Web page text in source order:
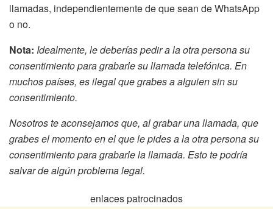
llamadas, independientemente de que sean de WhatsApp
o no.
Nota: Idealmente, le deberías pedir a la otra persona su
consentimiento para grabarle su llamada telefónica. En
muchos países, es ilegal que grabes a alguien sin su
consentimiento.
Nosotros te aconsejamos que, al grabar una llamada, que
grabes el momento en el que le pides a la otra persona su
consentimiento para grabarle la llamada. Esto te podría
salvar de algún problema legal.
enlaces patrocinados